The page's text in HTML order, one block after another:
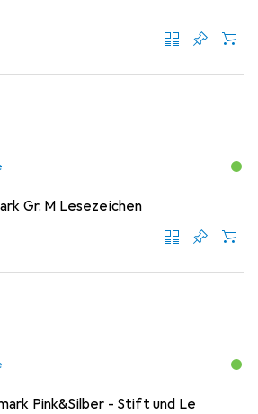
Gr. M Lesezeichen
Pink&Silber - Stift und Le